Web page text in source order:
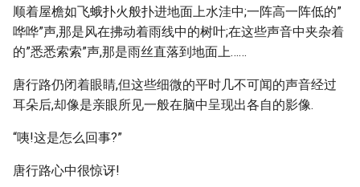
顺着屋檐如飞蛾扑火般扑进地面上水洼中;一阵高一阵低的”
哗哗”声,那是风在拂动着雨线中的树叶;在这些声音中夹杂着
的”悉悉索索”声,那是雨丝直落到地面上……
唐行路仍闭着眼睛,但这些细微的平时几不可闻的声音经过
耳朵后,却像是亲眼所见一般在脑中呈现出各自的影像.
“咦!这是怎么回事?”
唐行路心中很惊讶!